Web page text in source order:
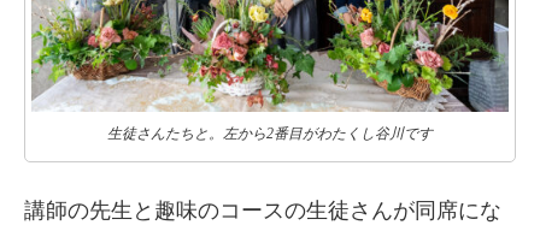
生徒さんたちと。左から2番目がわたくし谷川です
講師の先生と趣味のコースの生徒さんが同席にな